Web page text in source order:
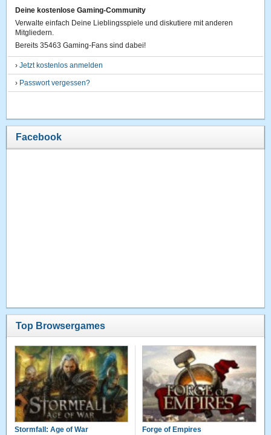
Deine kostenlose Gaming-Community
Verwalte einfach Deine Lieblingsspiele und diskutiere mit anderen
Mitgliedern.
Bereits 35463 Gaming-Fans sind dabei!
›Jetzt kostenlos anmelden
› Passwort vergessen?
Facebook
Top Browsergames
Stormfall: Age of War Forge of Empires